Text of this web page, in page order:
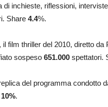
di inchieste, riflessioni,
Share 4.4%.
, il film thriller del 2010, diretto
sospeso 651.000 spettatori.
del programma condotto
10%.